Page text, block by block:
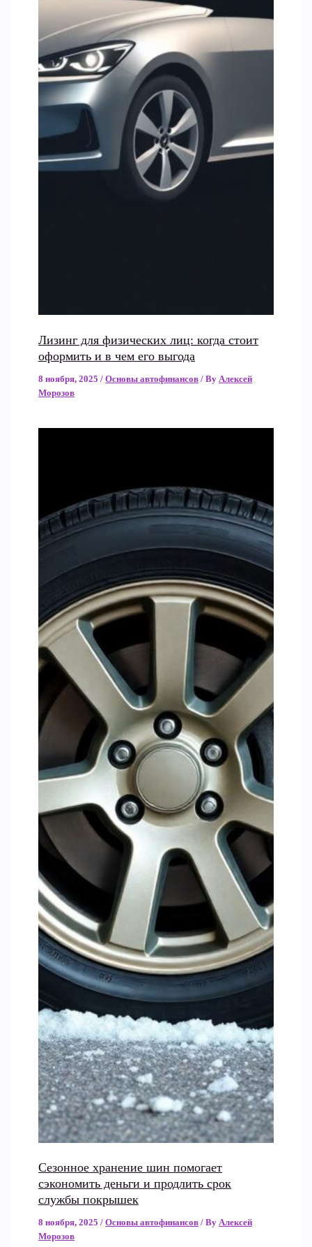
Лизинг для физических лиц: когда стоит
оформить и в чем его выгода
8 ноября, 2025/Основы автофинансов / By Алексей
Морозов
Сезонное хранение шин помогает
сэкономить деньги и продлить срок
службы покрышек
8 ноября, 2025/Основы автофинансов / ByАлексей
Морозов